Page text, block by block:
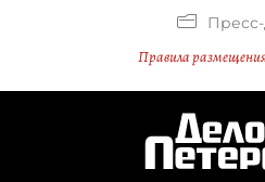
Правила